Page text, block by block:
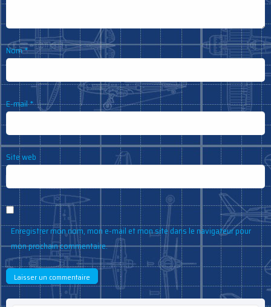
Nom*
E-mail*
Site web
Enregistrer mon nom, mon e-mail et mon site dans le navigateur pour
mon prochain commentaire.